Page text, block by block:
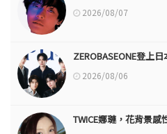
2026/08/07
ZEROBASEONE登上
2026/08/06
TWICE娜璉，花背景